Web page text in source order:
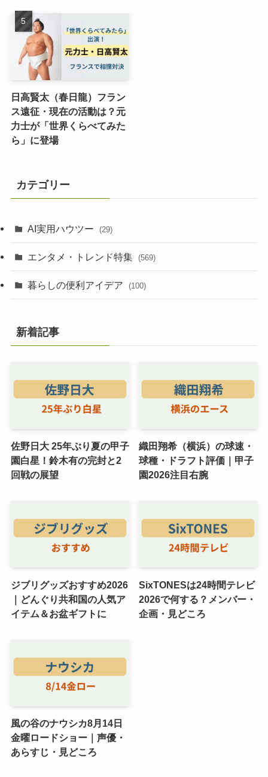
日高賢太（春日龍）フラン
ス遠征・現在の活動は？元
力士が「世界くらべてみた
ら」に登場
カテゴリー
AI実用ハウツー (29)
エンタメ・トレンド特集 (569)
暮らしの便利アイデア (100)
新着記事
佐野日大 25年ぶり夏の甲子
園白星！鈴木有の完封と2
回戦の展望
織田翔希（横浜）の球速・
球種・ドラフト評価｜甲子
園2026注目右腕
ジブリグッズおすすめ2026
｜どんぐり共和国の人気ア
イテム＆お盆ギフトに
SixTONESは24時間テレビ
2026で何する？メンバー・
企画・見どころ
風の谷のナウシカ8月14日
金曜ロードショー｜声優・
あらすじ・見どころ